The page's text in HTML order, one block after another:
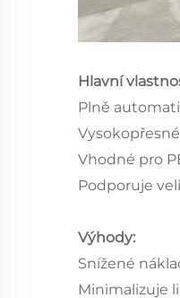
Hlavní
Plně
Vhodné pro
Podporuje
Výhody:
Snížené
Minimalizuje